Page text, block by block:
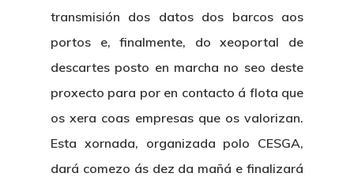
transmisión dos datos dos barcos aos
portos e, finalmente, do xeoportal de
descartes posto en marcha no seo deste
proxecto para por en contacto á flota que
os xera coas empresas que os valorizan.
Esta xornada, organizada polo CESGA,
dará comezo ás dez da mañá e finalizará